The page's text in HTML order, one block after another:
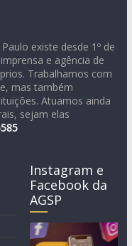
existe desde 1º de
e agência de
Trabalhamos com
mas também
Atuamos ainda
sejam elas
Instagram e
Facebook da
AGSP